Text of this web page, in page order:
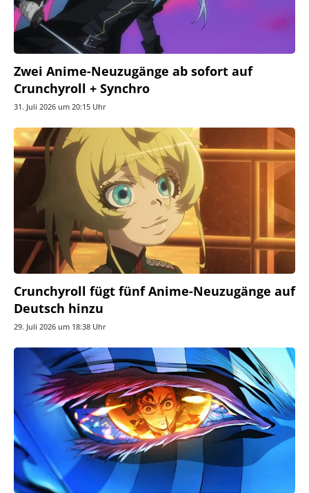
Zwei Anime-Neuzugänge ab sofort auf
Crunchyroll + Synchro
31. Juli 2026 um 20:15 Uhr
Crunchyroll fügt fünf Anime-Neuzugänge auf
Deutsch hinzu
29. Juli 2026 um 18:38 Uhr